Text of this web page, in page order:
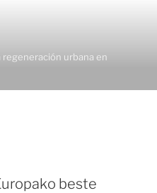
urbana en
beste